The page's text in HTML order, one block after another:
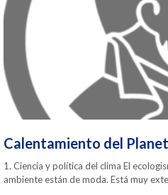
Calentamiento del
1. Ciencia y política del clima El
ambiente están de moda. Está muy